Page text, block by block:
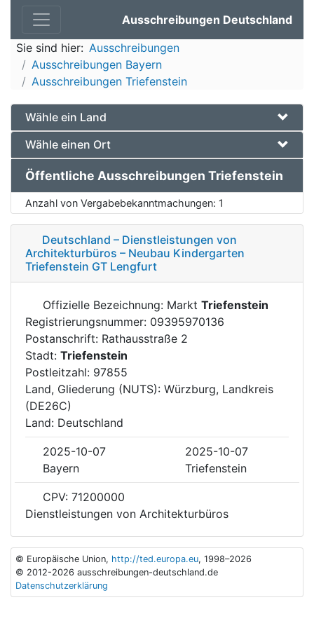
Ausschreibungen Deutschland
Sie sind hier: Ausschreibungen
Ausschreibungen Bayern
Ausschreibungen Triefenstein
Wähle ein Land
Wähle einen Ort
Öffentliche Ausschreibungen Triefenstein
Anzahl von Vergabebekanntmachungen: 1
Deutschland – Dienstleistungen von
Architekturbüros – Neubau Kindergarten
Triefenstein GT Lengfurt
Offizielle Bezeichnung: Markt Triefenstein
Registrierungsnummer: 09395970136
Postanschrift: Rathausstraße 2
Stadt: Triefenstein
Postleitzahl: 97855
Land, Gliederung (NUTS): Würzburg, Landkreis
(DE26C)
Land: Deutschland
2025-10-07
2025-10-07
Bayern
Triefenstein
CPV: 71200000
Dienstleistungen von Architekturbüros
© Europäische Union, http://ted.europa.eu, 1998–2026
© 2012-2026 ausschreibungen-deutschland.de
Datenschutzerklärung